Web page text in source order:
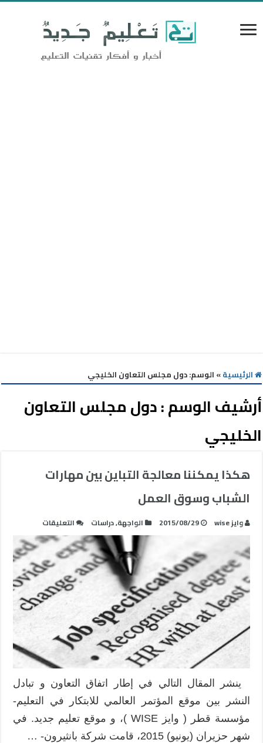
الرئيسية» الوسم:دول مجلس التعاون الخليجي
أرشيف الوسم :دول مجلس التعاون
الخليجي
هكذا يمكننا معالجة التباين بين مهارات
الشباب وسوق العمل
وايز wise 2015/08/29 الواجهة,دراسات التعليقات
هكذا
يمكننا
معالجة
التباين
بين
مهارات
الشباب
وسوق
العمل
مغلقة
ينشر المقال التالي في إطار اتفاق التعاون و تبادل
النشر بين موقع المؤتمر العالمي للابتكار في التعليم-
مؤسسة قطر ( وايز WISE )، و موقع تعليم جديد. في
شهر حزيران (يونيو) 2015، قامت شركة بانثيرون- …